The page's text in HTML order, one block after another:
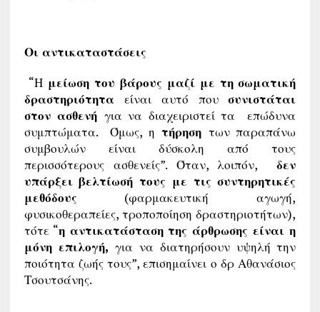
Οι αντικαταστάσεις
“Η μείωση του βάρους μαζί με τη σωματική
δραστηριότηταείναι αυτό πουσυνιστάται
στον ασθενή για να διαχειριστεί τα επώδυνα
συμπτώματα. Όμως, η τήρηση των παραπάνω
συμβουλών είναι δύσκολη από τους
περισσότερους ασθενείς”. Όταν, λοιπόν,
δεν
υπάρξει βελτίωσή τους με τις συντηρητικές
μεθόδους (φαρμακευτική αγωγή,
φυσικοθεραπείες, τροποποίηση δραστηριοτήτων),
τότε “η αντικατάσταση της άρθρωσης είναι η
μόνη επιλογή, για να διατηρήσουν υψηλή την
ποιότητα ζωής τους”, επισημαίνει ο δρ Αθανάσιος
Τσουτσάνης.